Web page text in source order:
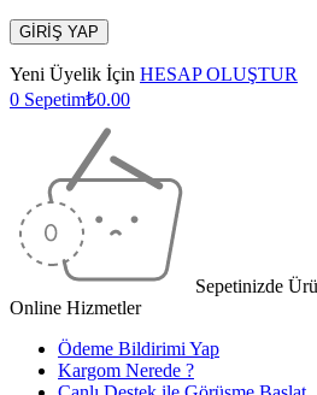
Yeni Üyelik İçin HESAP OLUŞTUR
0 Sepetim₺0.00
Sepetinizde
Online Hizmetler
Ödeme Bildirimi Yap
Kargom Nerede ?